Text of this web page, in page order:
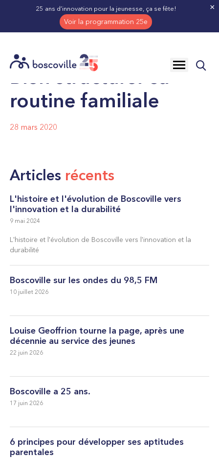
25 ans d’innovation pour la jeunesse, ça se fête!
Voir la programmation 25e
×
Ouvrir
la
Bien structurer sa
routine familiale
28 mars 2020
Articles récents
L'histoire et l'évolution de Boscoville vers
l'innovation et la durabilité
9 mai 2024
L'histoire et l'évolution de Boscoville vers l'innovation et la
durabilité
Boscoville sur les ondes du 98,5 FM
10 juillet 2026
Louise Geoffrion tourne la page, après une
décennie au service des jeunes
22 juin 2026
Boscoville a 25 ans.
17 juin 2026
6 principes pour développer ses aptitudes
parentales